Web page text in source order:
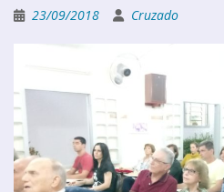
23/09/2018 Cruzado